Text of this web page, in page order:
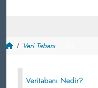
Veri Tabanı
Veritabanı Nedir?